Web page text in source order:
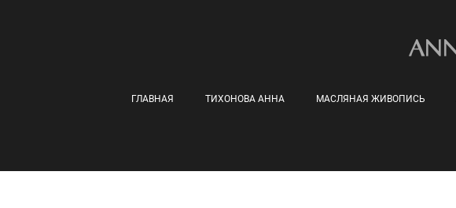
ГЛАВНАЯ ТИХОНОВА АННА МАСЛЯНАЯ ЖИВОПИСЬ